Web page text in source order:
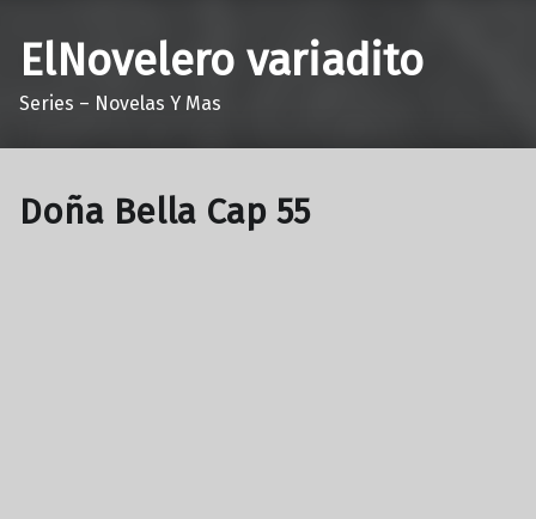
ElNovelero variadito
Series – Novelas Y Mas
Doña Bella Cap 55